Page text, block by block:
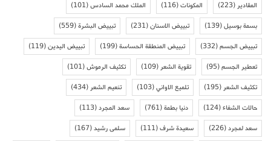
المقادير(223) المكونات(116) الملك محمد السادس(101)
بسمة بوسيل(139) تبييض الاسنان(231) تبييض البشرة(559)
تبييض الجسم(332) تبييض المنطقة الحساسة(199) تبييض اليدين(119)
تعطير الجسم(95) تقوية الشعر(109) تكثيف الرموش(101)
تكثيف الشعر(195) تلميع الاواني(103) تنعيم الشعر(434)
حالات الشفاء(124) دنيا بطمة(761) سعد المجرد(113)
سعد لمجرد(226) سعيدة شرف(111) سلمى رشيد(167)